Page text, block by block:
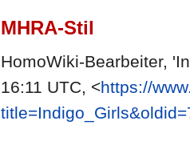
MHRA-Stil
HomoWiki-Bearbeiter,
16:11 UTC, <https://